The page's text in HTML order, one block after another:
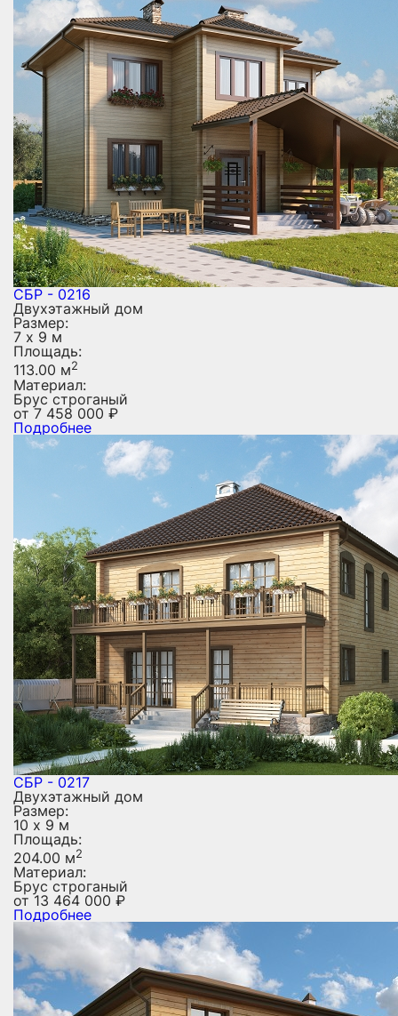
СБР - 0216
Двухэтажный дом
Размер:
7 х 9 м
Площадь:
113.00 м2
Материал:
Брус строганый
от7 458 000 ₽
Подробнее
СБР - 0217
Двухэтажный дом
Размер:
10 х 9 м
Площадь:
204.00 м2
Материал:
Брус строганый
от13 464 000 ₽
Подробнее